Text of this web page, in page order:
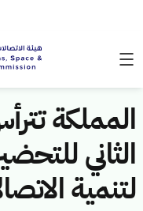
المملكة
الثاني
لتنمية